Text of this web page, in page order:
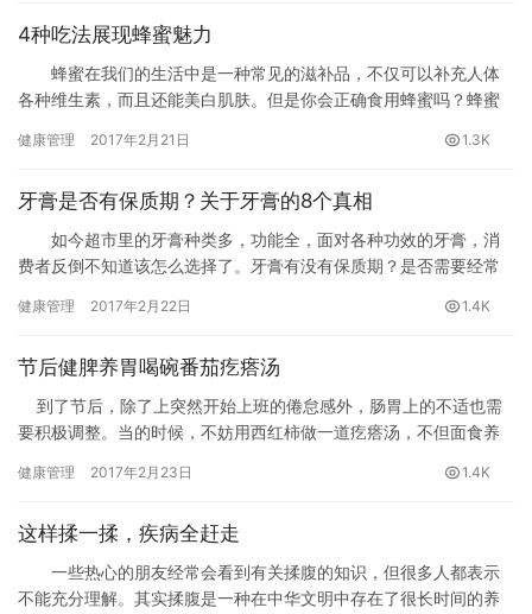
4种吃法展现蜂蜜魅力
蜂蜜在我们的生活中是一种常见的滋补品，不仅可以补充人体
各种维生素，而且还能美白肌肤。但是你会正确食用蜂蜜吗？蜂蜜
小病…
健康管理 2017年2月21日 1.3K
牙膏是否有保质期？关于牙膏的8个真相
如今超市里的牙膏种类多，功能全，面对各种功效的牙膏，消
费者反倒不知道该怎么选择了。牙膏有没有保质期？是否需要经常
牙膏时普遍存在的一些疑虑进行解答。
健康管理 2017年2月22日 1.4K
节后健脾养胃喝碗番茄疙瘩汤
到了节后，除了上突然开始上班的倦怠感外，肠胃上的不适也需
要积极调整。当的时候，不妨用西红柿做一道疙瘩汤，不但面食养
后不堪重负的肠胃。
健康管理 2017年2月23日 1.4K
这样揉一揉，疾病全赶走
一些热心的朋友经常会看到有关揉腹的知识，但很多人都表示
不能充分理解。其实揉腹是一种在中华文明中存在了很长时间的养